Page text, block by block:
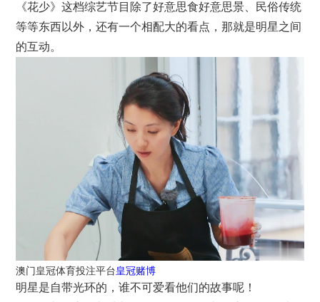
《花少》这档综艺节目除了好意思食好意思景、民俗传统
等等东西以外，还有一个相配大的看点，那就是明星之间
的互动。
澳门皇冠体育投注平台皇冠赌博
明星是自带光环的，谁不可爱看他们的故事呢！